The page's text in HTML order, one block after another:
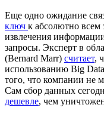
Еще одно ожидание
ключ к абсолютно всем
извлечения
запросы. Эксперт в
(Bernard Marr) считает,
использованию Big
того, что компании не
Сам сбор данных
дешевле, чем